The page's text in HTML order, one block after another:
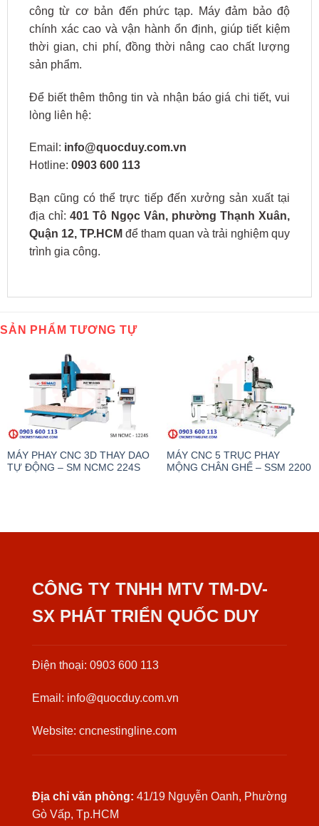
công từ cơ bản đến phức tạp. Máy đảm bảo độ
chính xác cao và vận hành ổn định, giúp tiết kiệm
thời gian, chi phí, đồng thời nâng cao chất lượng
sản phẩm.
Để biết thêm thông tin và nhận báo giá chi tiết, vui
lòng liên hệ:
Email: info@quocduy.com.vn
Hotline: 0903 600 113
Bạn cũng có thể trực tiếp đến xưởng sản xuất tại
địa chỉ:401 Tô Ngọc Vân, phường Thạnh Xuân,
Quận 12, TP.HCM để tham quan và trải nghiệm quy
trình gia công.
SẢN PHẨM TƯƠNG TỰ
MÁY PHAY CNC 3D THAY DAO
TỰ ĐỘNG – SM NCMC 224S
MÁY CNC 5 TRỤC PHAY
MỘNG CHÂN GHẾ – SSM 2200
CÔNG TY TNHH MTV TM-DV-
SX PHÁT TRIỂN QUỐC DUY
Điện thoại: 0903 600 113
Email: info@quocduy.com.vn
Website: cncnestingline.com
Địa chỉ văn phòng: 41/19 Nguyễn Oanh, Phường
Gò Vấp, Tp.HCM